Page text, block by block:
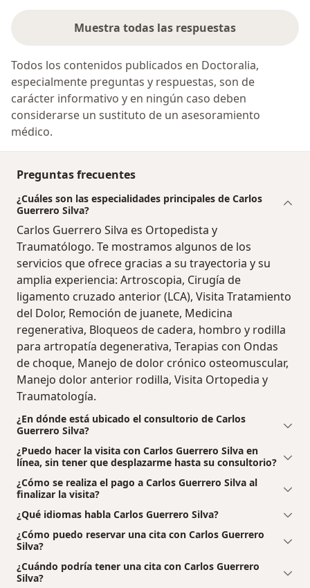
Muestra todas las respuestas
Todos los contenidos publicados en Doctoralia,
especialmente preguntas y respuestas, son de
carácter informativo y en ningún caso deben
considerarse un sustituto de un asesoramiento
médico.
Preguntas frecuentes
¿Cuáles son las especialidades principales de Carlos
Guerrero Silva?
Carlos Guerrero Silva es Ortopedista y
Traumatólogo. Te mostramos algunos de los
servicios que ofrece gracias a su trayectoria y su
amplia experiencia: Artroscopia, Cirugía de
ligamento cruzado anterior (LCA), Visita Tratamiento
del Dolor, Remoción de juanete, Medicina
regenerativa, Bloqueos de cadera, hombro y rodilla
para artropatía degenerativa, Terapias con Ondas
de choque, Manejo de dolor crónico osteomuscular,
Manejo dolor anterior rodilla, Visita Ortopedia y
Traumatología.
¿En dónde está ubicado el consultorio de Carlos
Guerrero Silva?
¿Puedo hacer la visita con Carlos Guerrero Silva en
línea, sin tener que desplazarme hasta su consultorio?
¿Cómo se realiza el pago a Carlos Guerrero Silva al
finalizar la visita?
¿Qué idiomas habla Carlos Guerrero Silva?
¿Cómo puedo reservar una cita con Carlos Guerrero
Silva?
¿Cuándo podría tener una cita con Carlos Guerrero
Silva?